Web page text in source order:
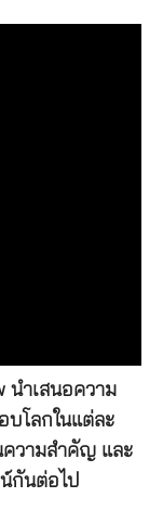
นำเสนอความ
บโลกในแต่ละ
วามสำคัญ และ
น์กันต่อไป